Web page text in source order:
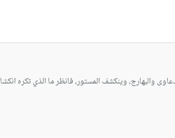
والبهارج، وينكشف المستور، فانظر ما الذي تكره